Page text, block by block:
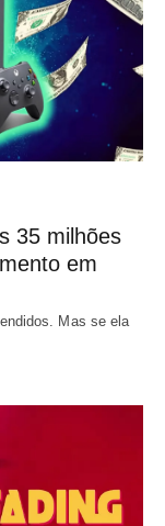
35 milhões
em
Mas se ela